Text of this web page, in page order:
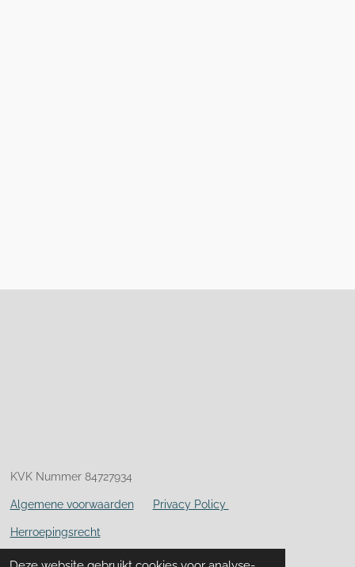
KVK Nummer 84727934
Algemene voorwaarden Privacy Policy
Herroepingsrecht
Klachtenregeling